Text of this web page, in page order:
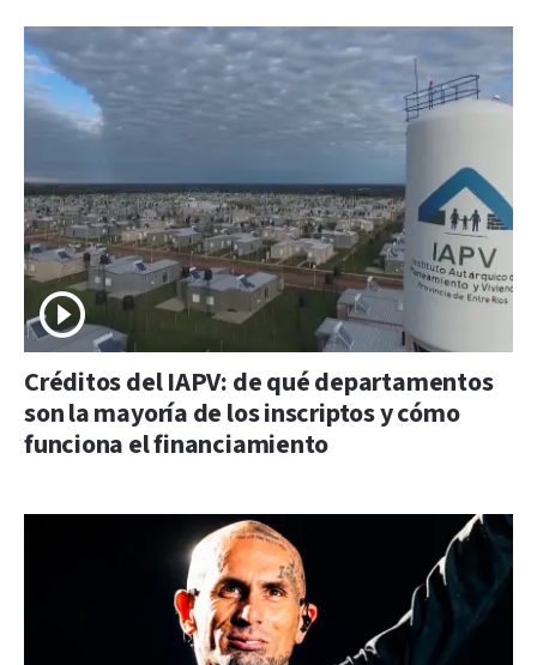
Créditos del IAPV: de qué departamentos
son la mayoría de los inscriptos y cómo
funciona el financiamiento